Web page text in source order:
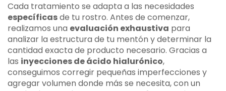
Cada tratamiento se adapta a las necesidades
específicasde tu rostro. Antes de comenzar,
realizamos una evaluación exhaustiva para
analizar la estructura de tu mentón y determinar la
cantidad exacta de producto necesario. Gracias a
las inyecciones de ácido hialurónico,
conseguimos corregir pequeñas imperfecciones y
agregar volumen donde más se necesita, con un